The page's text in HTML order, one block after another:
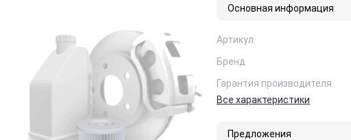
Основная информация
Артикул
Бренд
Гарантия производителя
Все характеристики
Предложения